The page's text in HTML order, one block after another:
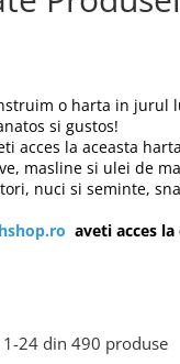
o harta in jurul
si gustos!
acces la aceasta
masline si ulei de
nuci si seminte,
aveti acces
1-24 din 490 produse